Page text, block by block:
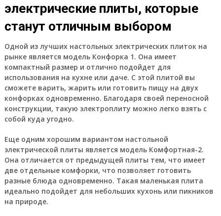
электрические плиты, которые
станут отличным выбором
Одной из лучших настольных электрических плиток на
рынке является модель Конфорка 1. Она имеет
компактный размер и отлично подойдет для
использования на кухне или даче. С этой плитой вы
сможете варить, жарить или готовить пищу на двух
конфорках одновременно. Благодаря своей переносной
конструкции, такую электроплиту можно легко взять с
собой куда угодно.
Еще одним хорошим вариантом настольной
электрической плиты является модель Комфортная-2.
Она отличается от предыдущей плиты тем, что имеет
две отдельные комфорки, что позволяет готовить
разные блюда одновременно. Такая маленькая плита
идеально подойдет для небольших кухонь или пикников
на природе.